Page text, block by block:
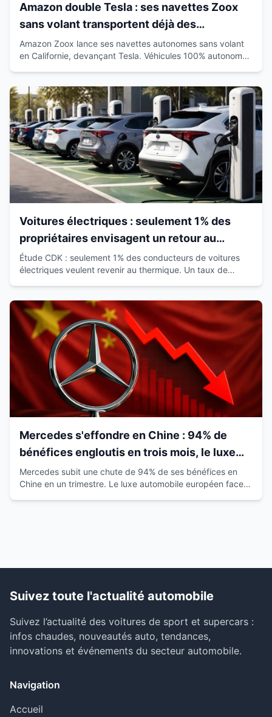
Amazon double Tesla : ses navettes Zoox
sans volant transportent déjà des
passagers en Californie
Amazon Zoox lance ses navettes autonomes sans volant
en Californie, devançant Tesla. Véhicules 100% autonomes
Voitures électriques : seulement 1% des
propriétaires envisagent un retour au
thermique
Étude CDK : seulement 1% des conducteurs de voitures
électriques veulent revenir au thermique. Un taux de
Mercedes s'effondre en Chine : 94% de
bénéfices engloutis en trois mois, le luxe
européen vacille
Mercedes subit une chute de 94% de ses bénéfices en
Chine en un trimestre. Le luxe automobile européen face à
Suivez toute l'actualité automobile
Suivez l’actualité des voitures de sport et supercars :
infos chaudes, nouveautés auto, tendances,
innovations et événements du secteur automobile.
Navigation
Accueil